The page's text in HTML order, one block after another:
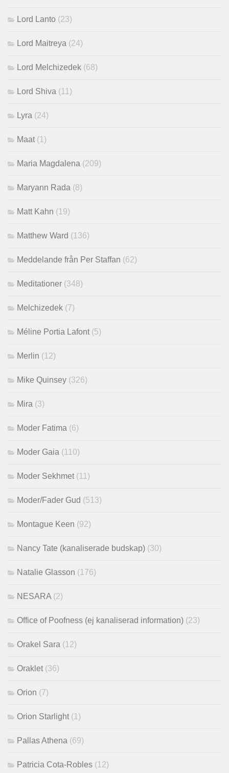
Lord Lanto (23)
Lord Maitreya (24)
Lord Melchizedek (68)
Lord Shiva (11)
Lyra (24)
Maat (1)
Maria Magdalena (209)
Maryann Rada (8)
Matt Kahn (19)
Matthew Ward (136)
Meddelande från Per Staffan (62)
Meditationer (348)
Melchizedek (7)
Méline Portia Lafont (5)
Merlin (12)
Mike Quinsey (326)
Mira (3)
Moder Fatima (6)
Moder Gaia (110)
Moder Sekhmet (11)
Moder/Fader Gud (513)
Montague Keen (92)
Nancy Tate (kanaliserade budskap) (30)
Natalie Glasson (176)
NESARA (2)
Office of Poofness (ej kanaliserad information) (23)
Orakel Sara (12)
Oraklet (36)
Orion (7)
Orion Starlight (1)
Pallas Athena (69)
Patricia Cota-Robles (12)